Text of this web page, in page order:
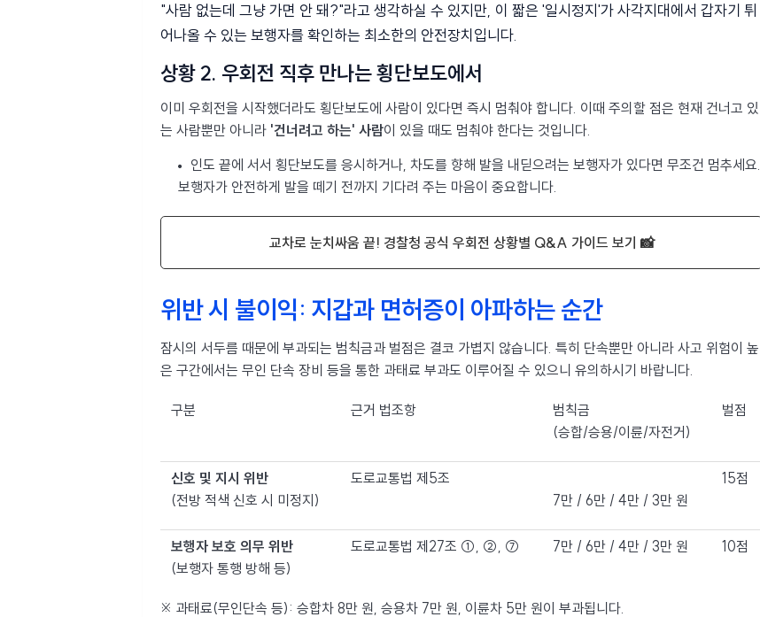
"사람 없는데 그냥 가면 안 돼?"라고 생각하실 수 있지만, 이 짧은 '일시정지'가 사각지대에서 갑자기 튀
어나올 수 있는 보행자를 확인하는 최소한의 안전장치입니다.
상황 2. 우회전 직후 만나는 횡단보도에서
이미 우회전을 시작했더라도 횡단보도에 사람이 있다면 즉시 멈춰야 합니다. 이때 주의할 점은 현재 건너고 있
는 사람뿐만 아니라 '건너려고 하는' 사람이 있을 때도 멈춰야 한다는 것입니다.
인도 끝에 서서 횡단보도를 응시하거나, 차도를 향해 발을 내딛으려는 보행자가 있다면 무조건 멈추세요.
보행자가 안전하게 발을 떼기 전까지 기다려 주는 마음이 중요합니다.
교차로 눈치싸움 끝! 경찰청 공식 우회전 상황별 Q&A 가이드 보기 📸
위반 시 불이익: 지갑과 면허증이 아파하는 순간
잠시의 서두름 때문에 부과되는 범칙금과 벌점은 결코 가볍지 않습니다. 특히 단속뿐만 아니라 사고 위험이 높
은 구간에서는 무인 단속 장비 등을 통한 과태료 부과도 이루어질 수 있으니 유의하시기 바랍니다.
구분 근거 법조항
범칙금
(승합/승용/이륜/자전거)
벌점
신호 및 지시 위반
(전방 적색 신호 시 미정지)
도로교통법 제5조
7만 / 6만 / 4만 / 3만 원
15점
보행자 보호 의무 위반
(보행자 통행 방해 등)
도로교통법 제27조 ①, ②, ⑦ 7만 / 6만 / 4만 / 3만 원 10점
※ 과태료(무인단속 등): 승합차 8만 원, 승용차 7만 원, 이륜차 5만 원이 부과됩니다.